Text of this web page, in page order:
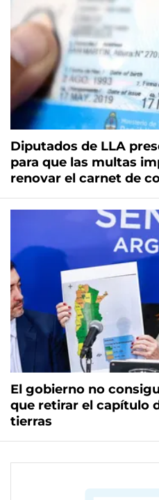
Diputados de LLA
para que las multas
renovar el carnet de
El gobierno no
que retirar el capítulo
tierras